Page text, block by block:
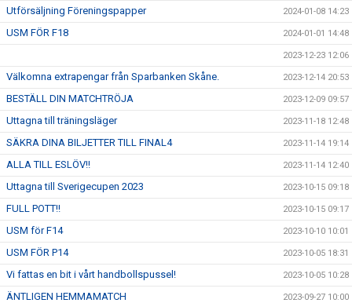
Utförsäljning Föreningspapper 2024-01-08 14:23
USM FÖR F18 2024-01-01 14:48
2023-12-23 12:06
Välkomna extrapengar från Sparbanken Skåne. 2023-12-14 20:53
BESTÄLL DIN MATCHTRÖJA 2023-12-09 09:57
Uttagna till träningsläger 2023-11-18 12:48
SÄKRA DINA BILJETTER TILL FINAL4 2023-11-14 19:14
ALLA TILL ESLÖV!! 2023-11-14 12:40
Uttagna till Sverigecupen 2023 2023-10-15 09:18
FULL POTT!! 2023-10-15 09:17
USM för F14 2023-10-10 10:01
USM FÖR P14 2023-10-05 18:31
Vi fattas en bit i vårt handbollspussel! 2023-10-05 10:28
ÄNTLIGEN HEMMAMATCH 2023-09-27 10:00